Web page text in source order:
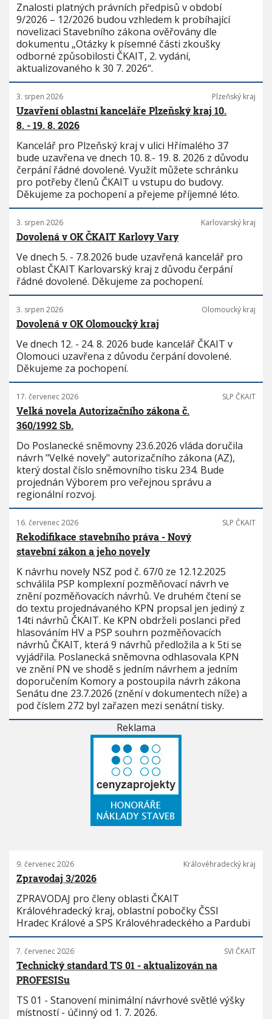
Znalosti platných právních předpisů v období
9/2026 – 12/2026 budou vzhledem k probíhající
novelizaci Stavebního zákona ověřovány dle
dokumentu „Otázky k písemné části zkoušky
odborné způsobilosti ČKAIT, 2. vydání,
aktualizovaného k 30 7. 2026“.
3. srpen 2026 Plzeňský kraj
Uzavření oblastní kanceláře Plzeňský kraj 10.
8. - 19. 8. 2026
Kancelář pro Plzeňský kraj v ulici Hřímalého 37
bude uzavřena ve dnech 10. 8.- 19. 8. 2026 z důvodu
čerpání řádné dovolené. Využít můžete schránku
pro potřeby členů ČKAIT u vstupu do budovy.
Děkujeme za pochopení a přejeme příjemné léto.
3. srpen 2026 Karlovarský kraj
Dovolená v OK ČKAIT Karlovy Vary
Ve dnech 5. - 7.8.2026 bude uzavřená kancelář pro
oblast ČKAIT Karlovarský kraj z důvodu čerpání
řádné dovolené. Děkujeme za pochopení.
3. srpen 2026 Olomoucký kraj
Dovolená v OK Olomoucký kraj
Ve dnech 12. - 24. 8. 2026 bude kancelář ČKAIT v
Olomouci uzavřena z důvodu čerpání dovolené.
Děkujeme za pochopení.
17. červenec 2026 SLP ČKAIT
Velká novela Autorizačního zákona č.
360/1992 Sb.
Do Poslanecké sněmovny 23.6.2026 vláda doručila
návrh "Velké novely" autorizačního zákona (AZ),
který dostal číslo sněmovního tisku 234. Bude
projednán Výborem pro veřejnou správu a
regionální rozvoj.
16. červenec 2026 SLP ČKAIT
Rekodifikace stavebního práva - Nový
stavební zákon a jeho novely
K návrhu novely NSZ pod č. 67/0 ze 12.12.2025
schválila PSP komplexní pozměňovací návrh ve
znění pozměňovacích návrhů. Ve druhém čtení se
do textu projednávaného KPN propsal jen jediný z
14ti návrhů ČKAIT. Ke KPN obdrželi poslanci před
hlasováním HV a PSP souhrn pozměňovacích
návrhů ČKAIT, která 9 návrhů předložila a k 5ti se
vyjádřila. Poslanecká sněmovna odhlasovala KPN
ve znění PN ve shodě s jedním návrhem a jedním
doporučením Komory a postoupila návrh zákona
Senátu dne 23.7.2026 (znění v dokumentech níže) a
pod číslem 272 byl zařazen mezi senátní tisky.
Reklama
9. červenec 2026 Královéhradecký kraj
Zpravodaj 3/2026
ZPRAVODAJ pro členy oblasti ČKAIT
Královéhradecký kraj, oblastní pobočky ČSSI
Hradec Králové a SPS Královéhradeckého a Pardubi
7. červenec 2026 SVI ČKAIT
Technický standard TS 01 - aktualizován na
PROFESISu
TS 01 - Stanovení minimální návrhové světlé výšky
místností - účinný od 1. 7. 2026.